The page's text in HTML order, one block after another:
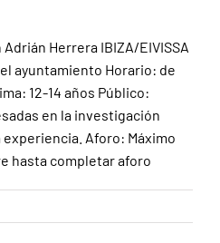
Herrera IBIZA/EIVISSA
ayuntamiento Horario: de
12-14 años Público:
en la investigación
Aforo: Máximo
hasta completar aforo